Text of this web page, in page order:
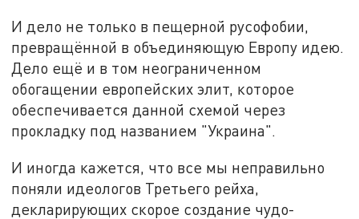
И дело не только в пещерной русофобии,
превращённой в объединяющую Европу идею.
Дело ещё и в том неограниченном
обогащении европейских элит, которое
обеспечивается данной схемой через
прокладку под названием "Украина".
И иногда кажется, что все мы неправильно
поняли идеологов Третьего рейха,
декларирующих скорое создание чудо-